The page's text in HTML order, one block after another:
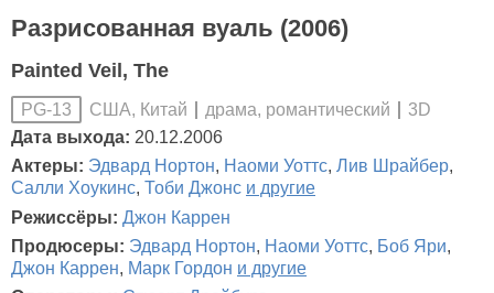
Разрисованная вуаль (2006)
Painted Veil, The
PG-13 США, Китай драма, романтический
3D
Дата выхода: 20.12.2006
Актеры: Эдвард Нортон, Наоми Уоттс, Лив Шрайбер,
Салли Хоукинс, Тоби Джонс и другие
Режиссёры: Джон Каррен
Продюсеры: Эдвард Нортон, Наоми Уоттс, Боб Яри,
Джон Каррен, Марк Гордон и другие